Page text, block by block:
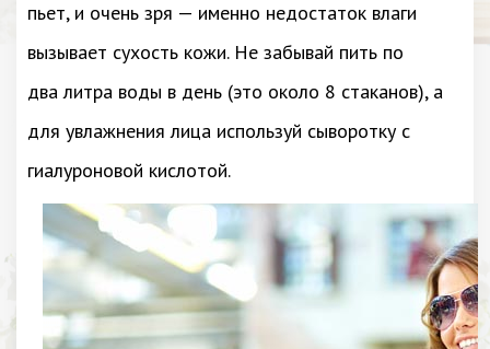
пьет, и очень зря — именно недостаток влаги
вызывает сухость кожи. Не забывай пить по
два литра воды в день (это около 8 стаканов), а
для увлажнения лица используй сыворотку с
гиалуроновой кислотой.